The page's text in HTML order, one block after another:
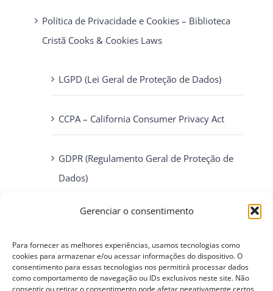
Gerenciar o consentimento
Para fornecer as melhores experiências, usamos tecnologias como
cookies para armazenar e/ou acessar informações do dispositivo. O
consentimento para essas tecnologias nos permitirá processar dados
como comportamento de navegação ou IDs exclusivos neste site. Não
consentir ou retirar o consentimento pode afetar negativamente certos
Política de Privacidade e Cookies – Biblioteca
Cristã Cooks & Cookies Laws
LGPD (Lei Geral de Proteção de Dados)
CCPA – California Consumer Privacy Act
GDPR (Regulamento Geral de Proteção de
Dados)
ePrivacy Directive (Diretiva ePrivacidade)
PIPEDA (Personal Information Protection
and Electronic Documents Act)